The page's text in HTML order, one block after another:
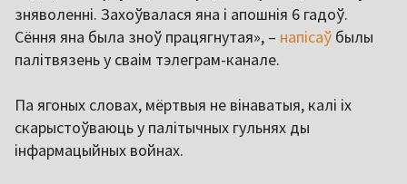
зняволенні. Захоўвалася яна і апошнія 6 гадоў.
Сёння яна была зноў працягнутая», – напісаў былы
палітвязень у сваім тэлеграм-канале.
Па ягоных словах, мёртвыя не вінаватыя, калі іх
скарыстоўваюць у палітычных гульнях ды
інфармацыйных войнах.